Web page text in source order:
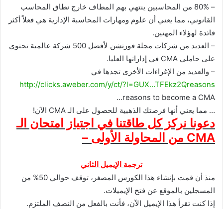
– 80% من المحاسبين ينتهي بهم المطاف خارج نطاق المحاسب
القانوني، مما يعني أن علوم ومهارات المحاسبة الإدارية هي فعلاً أكثر
فائدة لهؤلاء المهنين.
– العديد من شركات مجلة فورتشن لأفضل 500 شركة عالمية تحتوي
على حاملي CMA في إداراتها العليا.
– والعديد من الإغراءات الأخرى تجدها في
http://clicks.aweber.com/y/ct/?l=GUX…TFEkz2Qreasons
reasons to become a CMA…
… مما يعني أنها فرصتك الذهبية للحصول على الـ CMA الآن!
دعونا نركز كل طاقتنا في اجتياز امتحان الـ
CMA من المحاولة الأولى –
ترجمة الإيميل الثاني
منذ أن قمت بإنشاء هذا الكورس المصغر، توقف حوالي 50% من
المسجلين بالموقع عن فتح الإيميلات.
إذا كنت تقرأ هذا الإيميل الآن، فأنت بالفعل من النصف الملتزم.